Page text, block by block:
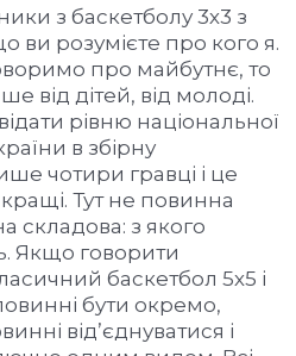
з баскетболу 3х3 з
ви розумієте про кого я.
про майбутнє, то
від дітей, від молоді.
рівню національної
в збірну
чотири гравці і це
Тут не повинна
складова: з якого
Якщо говорити
баскетбол 5х5 і
бути окремо,
від’єднуватися і